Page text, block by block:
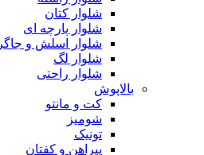
شلوار کتان
شلوار پارچه ای
شلوار اسلش و جاگر
شلوار لگ
شلوار راحتی
بالاپوش
کت و مانتو
شومیز
تونیک
پیراهن و کفتان